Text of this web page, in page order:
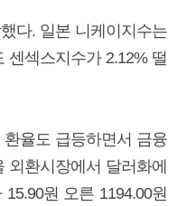
다. 일본 니케이지수는
센섹스지수가 2.12% 떨
환율도 급등하면서 금융
외환시장에서 달러화에
원 오른 1194.00원